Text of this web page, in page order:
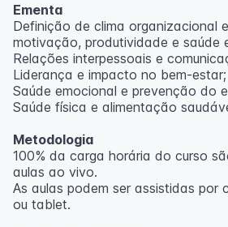
Ementa
Definição de clima organizacional
motivação, produtividade e saúde
Relações interpessoais e
Liderança e impacto no bem-estar;
Saúde emocional e prevenção do
Saúde física e alimentação
Metodologia
100% da carga horária do curso
aulas ao vivo.
As aulas podem ser assistidas por
ou tablet.